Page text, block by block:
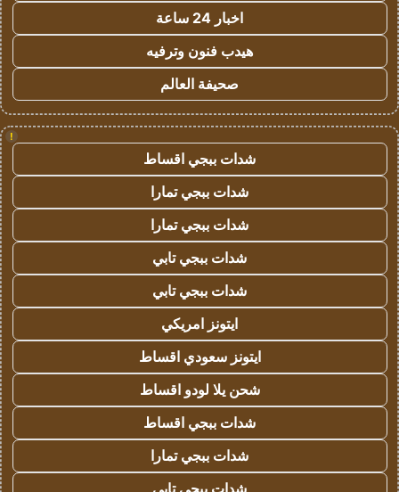
اخبار 24 ساعة
هيدب فنون وترفيه
صحيفة العالم
!
شدات ببجي اقساط
شدات ببجي تمارا
شدات ببجي تمارا
شدات ببجي تابي
شدات ببجي تابي
ايتونز امريكي
ايتونز سعودي اقساط
شحن يلا لودو اقساط
شدات ببجي اقساط
شدات ببجي تمارا
شدات ببجي تابي